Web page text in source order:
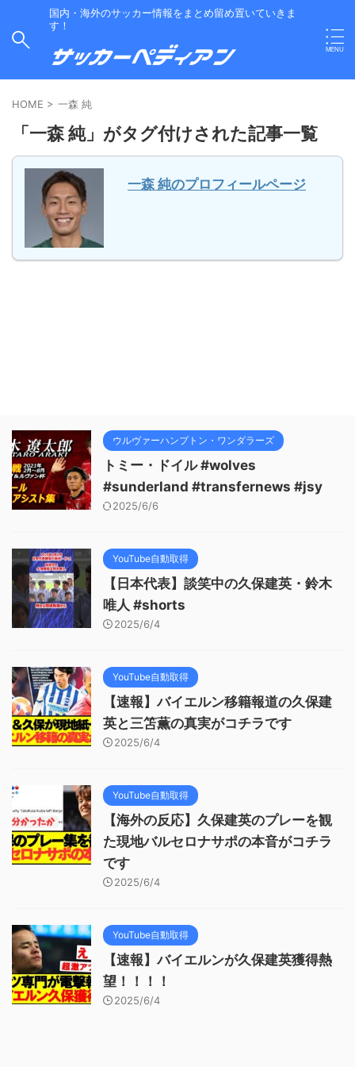
国内・海外のサッカー情報をまとめ留め置いていきま
す！
HOME > 一森 純
「一森 純」がタグ付けされた記事一覧
一森 純のプロフィールページ
ウルヴァーハンプトン・ワンダラーズ
トミー・ドイル #wolves
#sunderland #transfernews #jsy
2025/6/6
YouTube自動取得
【日本代表】談笑中の久保建英・鈴木
唯人 #shorts
2025/6/4
YouTube自動取得
【速報】バイエルン移籍報道の久保建
英と三笘薫の真実がコチラです
2025/6/4
YouTube自動取得
【海外の反応】久保建英のプレーを観
た現地バルセロナサポの本音がコチラ
です
2025/6/4
YouTube自動取得
【速報】バイエルンが久保建英獲得熱
望！！！！
2025/6/4